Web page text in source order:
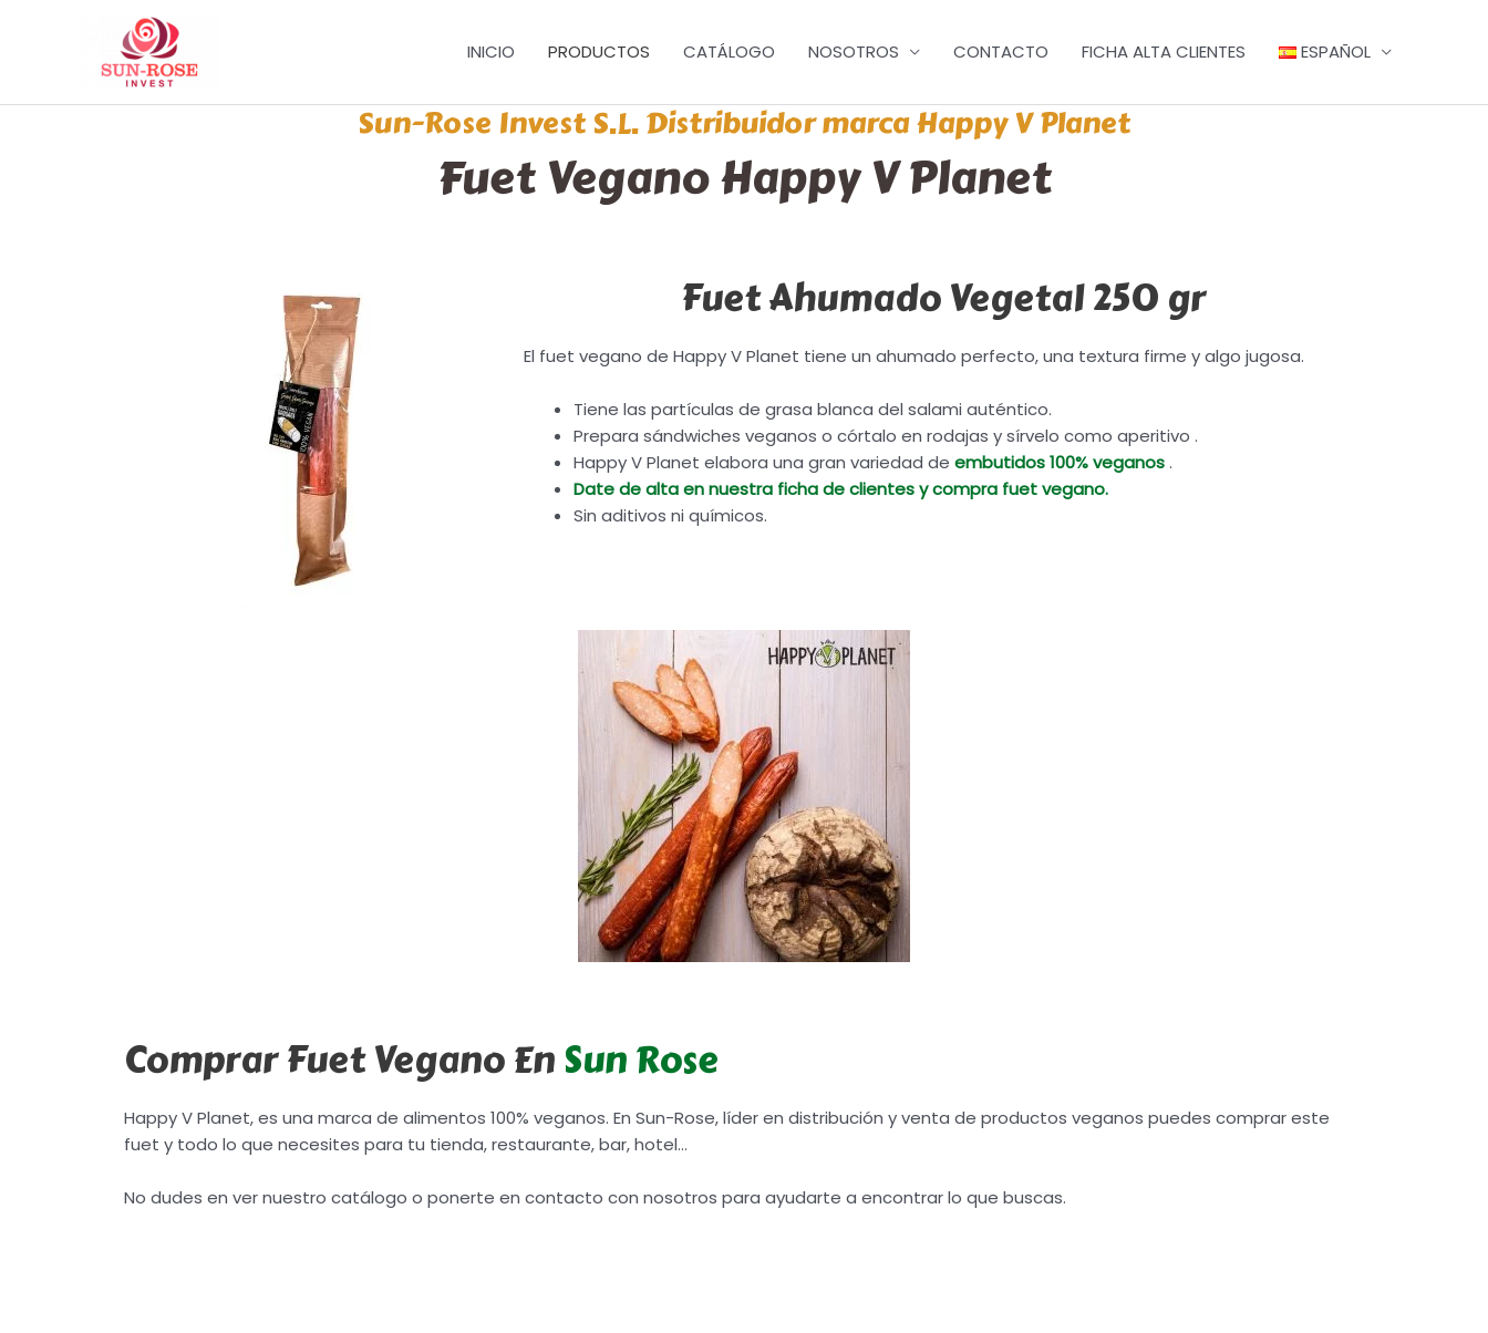
INICIO PRODUCTOS CATÁLOGO NOSOTROS CONTACTO FICHA ALTA CLIENTES ESPAÑOL
Sun-Rose Invest S.L. Distribuidor marca Happy V Planet
Fuet Vegano Happy V Planet
Fuet Ahumado Vegetal 250 gr
El fuet vegano de Happy V Planet tiene un ahumado perfecto, una textura firme y algo jugosa.
Tiene las partículas de grasa blanca del salami auténtico.
Prepara sándwiches veganos o córtalo en rodajas y sírvelo como aperitivo .
Happy V Planet elabora una gran variedad de embutidos 100% veganos.
Date de alta en nuestra ficha de clientes y compra fuet vegano.
Sin aditivos ni químicos.
Comprar Fuet Vegano En Sun Rose
Happy V Planet, es una marca de alimentos 100% veganos. En Sun-Rose, líder en distribución y venta de productos veganos puedes comprar este
fuet y todo lo que necesites para tu tienda, restaurante, bar, hotel…
No dudes en ver nuestro catálogo o ponerte en contacto con nosotros para ayudarte a encontrar lo que buscas.